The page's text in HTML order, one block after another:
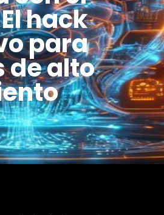
hack
para
de alto